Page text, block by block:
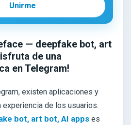
Unirme
— deepfake bot, art
de una
en Telegram!
existen aplicaciones y
experiencia de los usuarios.
bot, art bot, AI apps es